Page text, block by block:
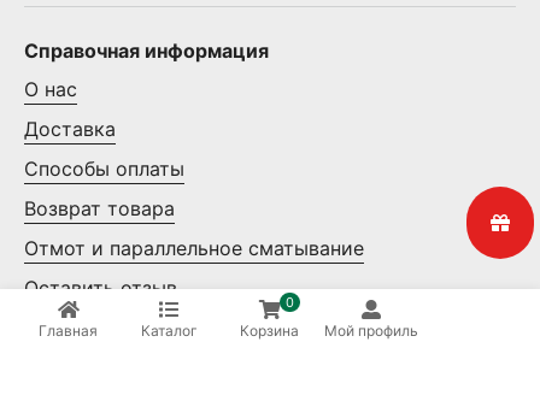
Справочная информация
О нас
Доставка
Способы оплаты
Возврат товара
Отмот и параллельное сматывание
Оставить отзыв
Контакты
Главная Каталог Корзина
0
Мой профиль